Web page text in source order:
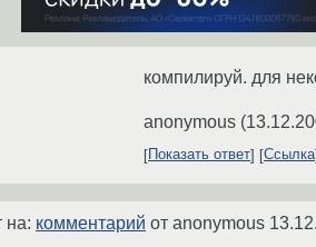
компилируй. для
anonymous (
Показать ответ Ссылка
на: комментарий от anonymous